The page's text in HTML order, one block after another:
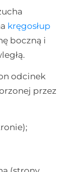
kręgosłup
boczną i
odcinek
przez